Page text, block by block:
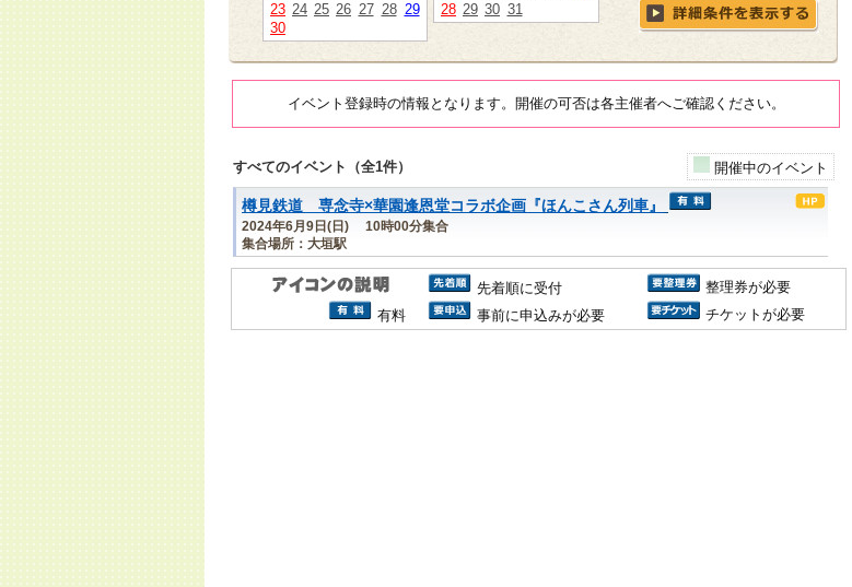
23 24 25 26 27 28 29
30
28 29 30 31
イベント登録時の情報となります。開催の可否は各主催者へご確認ください。
すべてのイベント（全1件） 開催中のイベント
樽見鉄道 専念寺×華園逢恩堂コラボ企画『ほんこさん列車』
2024年6月9日(日) 10時00分集合
集合場所：大垣駅
先着順に受付
整理券が必要
有料
事前に申込みが必要 チケットが必要